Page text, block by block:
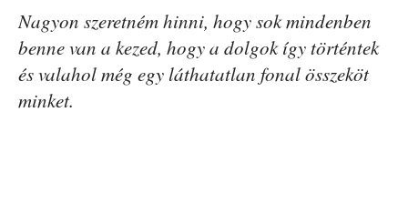
Nagyon szeretném hinni, hogy sok mindenben
benne van a kezed, hogy a dolgok így történtek
és valahol még egy láthatatlan fonal összeköt
minket.